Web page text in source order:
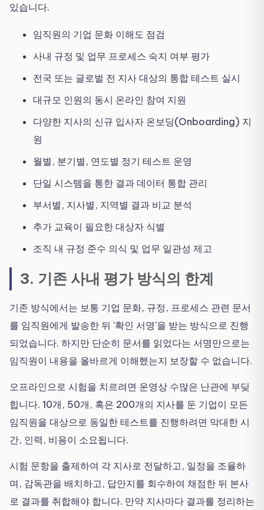
있습니다.
임직원의 기업 문화 이해도 점검
사내 규정 및 업무 프로세스 숙지 여부 평가
전국 또는 글로벌 전 지사 대상의 통합 테스트 실시
대규모 인원의 동시 온라인 참여 지원
다양한 지사의 신규 입사자 온보딩(Onboarding) 지
원
월별, 분기별, 연도별 정기 테스트 운영
단일 시스템을 통한 결과 데이터 통합 관리
부서별, 지사별, 지역별 결과 비교 분석
추가 교육이 필요한 대상자 식별
조직 내 규정 준수 의식 및 업무 일관성 제고
3. 기존 사내 평가 방식의 한계
기존 방식에서는 보통 기업 문화, 규정, 프로세스 관련 문서
를 임직원에게 발송한 뒤 '확인 서명'을 받는 방식으로 진행
되었습니다. 하지만 단순히 문서를 읽었다는 서명만으로는
임직원이 내용을 올바르게 이해했는지 보장할 수 없습니다.
오프라인으로 시험을 치르려면 운영상 수많은 난관에 부딪
힙니다. 10개, 50개, 혹은 200개의 지사를 둔 기업이 모든
임직원을 대상으로 동일한 테스트를 진행하려면 막대한 시
간, 인력, 비용이 소요됩니다.
시험 문항을 출제하여 각 지사로 전달하고, 일정을 조율하
며, 감독관을 배치하고, 답안지를 회수하여 채점한 뒤 본사
로 결과를 취합해야 합니다. 만약 지사마다 결과를 정리하는